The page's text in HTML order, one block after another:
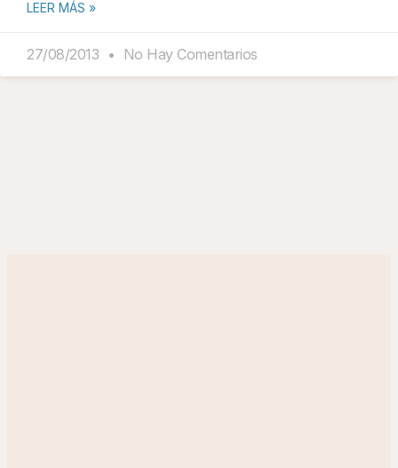
LEER MÁS »
27/08/2013 No Hay Comentarios